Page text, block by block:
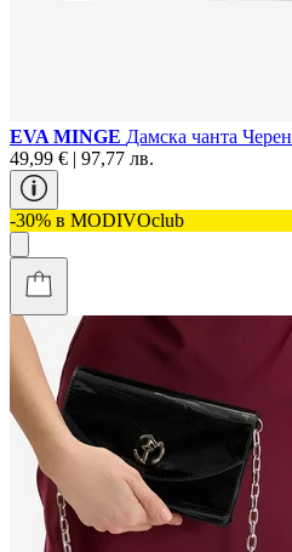
EVA MINGE Дамска чанта Черен
49,99 € | 97,77 лв.
-30% в MODIVOclub